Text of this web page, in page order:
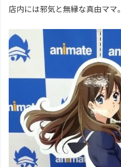
店内には邪気と無縁な真由ママ。